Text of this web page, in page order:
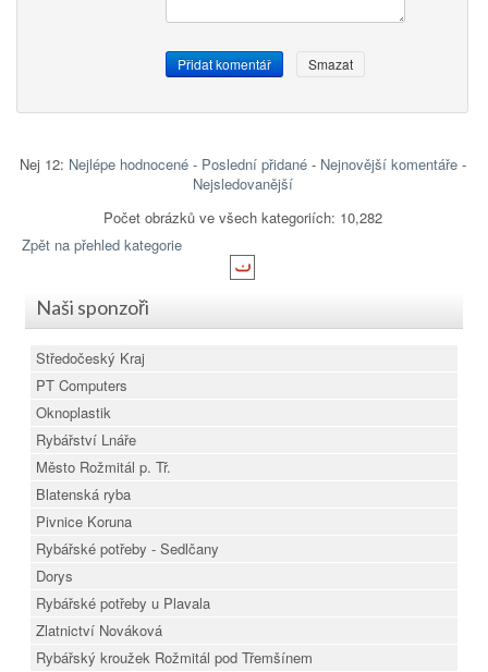
Nej 12: Nejlépe hodnocené- Poslední přidané- Nejnovější komentáře-
Nejsledovanější
Počet obrázků ve všech kategoriích: 10,282
Zpět na přehled kategorie
Naši sponzoři
Středočeský Kraj
PT Computers
Oknoplastik
Rybářství Lnáře
Město Rožmitál p. Tř.
Blatenská ryba
Pivnice Koruna
Rybářské potřeby - Sedlčany
Dorys
Rybářské potřeby u Plavala
Zlatnictví Nováková
Rybářský kroužek Rožmitál pod Třemšínem